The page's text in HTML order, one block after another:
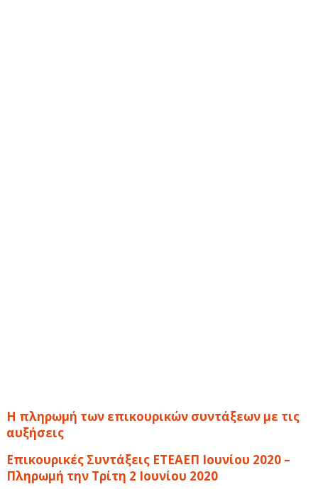
Η πληρωμή των επικουρικών συντάξεων με τις
αυξήσεις
Επικουρικές Συντάξεις ΕΤΕΑΕΠ Ιουνίου 2020 –
Πληρωμή την Τρίτη 2 Ιουνίου 2020